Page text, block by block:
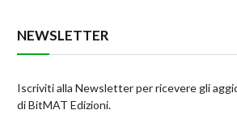
NEWSLETTER
Iscriviti alla Newsletter per ricevere gli
di BitMAT Edizioni.